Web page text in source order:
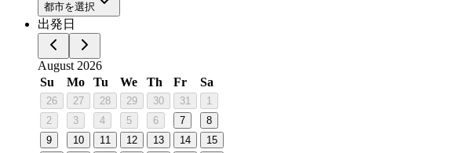
都市を選択
出発日
August 2026
Su
Mo Tu We Th Fr Sa
26 27 28 29 30 31
1
2
3 4 5 6 7
8
9
10 11 12 13 14
15